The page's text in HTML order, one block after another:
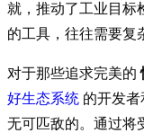
就，推动了工业目标
的工具，往往需要复
对于那些追求完美的
好生态系统 的开发者
无可匹敌的。通过将